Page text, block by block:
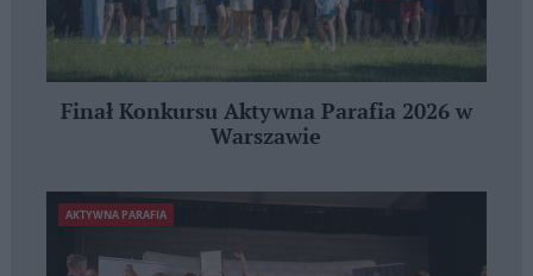
Finał Konkursu Aktywna Parafia 2026 w
Warszawie
AKTYWNA PARAFIA